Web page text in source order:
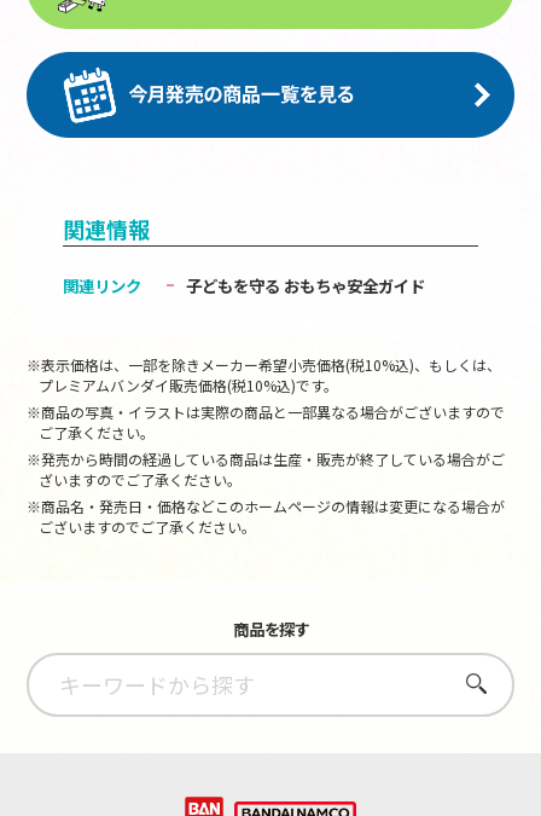
関連情報
関連リンク 子どもを守る おもちゃ安全ガイド
※表示価格は、一部を除きメーカー希望小売価格(税10%込)、もしくは、
プレミアムバンダイ販売価格(税10%込)です。
※商品の写真・イラストは実際の商品と一部異なる場合がございますので
ご了承ください。
※発売から時間の経過している商品は生産・販売が終了している場合がご
ざいますのでご了承ください。
※商品名・発売日・価格などこのホームページの情報は変更になる場合が
ございますのでご了承ください。
商品を探す
さがす